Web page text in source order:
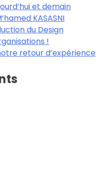
et demain
KASASNI
du Design
!
retour d’expérience